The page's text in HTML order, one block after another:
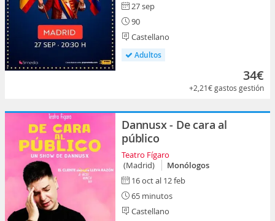
27 sep
90
Castellano
Adultos
34€
+2,21€gastos gestión
Dannusx - De cara al
público
Teatro Fígaro
(Madrid)
Monólogos
16 oct al 12 feb
65 minutos
Castellano